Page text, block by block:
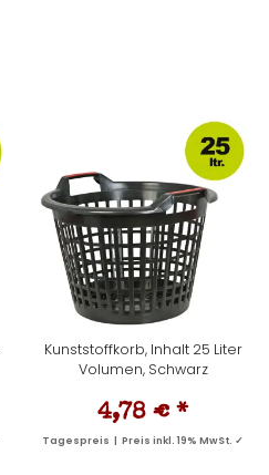
Kunststoffkorb, Inhalt 25 Liter
Volumen, Schwarz
4,78 € *
Tagespreis | Preis inkl. 19% MwSt. ✓